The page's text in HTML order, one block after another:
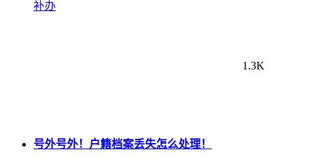
补办
1.3K
号外号外！户籍档案丢失怎么处理！